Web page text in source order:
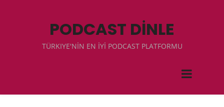
PODCAST DİNLE
TÜRKIYE'NİN EN İYİ PODCAST PLATFORMU